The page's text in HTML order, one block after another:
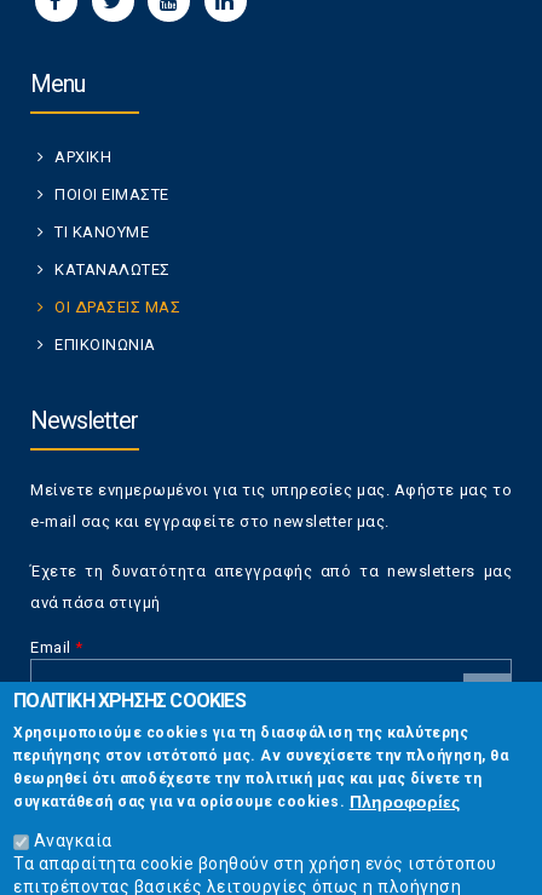
Menu
ΑΡΧΙΚΗ
ΠΟΙΟΙ ΕΙΜΑΣΤΕ
ΤΙ ΚΑΝΟΥΜΕ
ΚΑΤΑΝΑΛΩΤΕΣ
ΟΙ ΔΡΑΣΕΙΣ ΜΑΣ
ΕΠΙΚΟΙΝΩΝΙΑ
Newsletter
Μείνετε ενημερωμένοι για τις υπηρεσίες μας. Αφήστε μας το
e-mail σας και εγγραφείτε στο newsletter μας.
Έχετε τη δυνατότητα απεγγραφής από τα newsletters μας
ανά πάσα στιγμή
Email *
CAPTCHA
This
question is
for testing
whether or
not you are a
human visitor
and to
Επικοινωνία
Στουρνάρη 17, Αθήνα 10683
2103304444
ΠΟΛΙΤΙΚΗ ΧΡΗΣΗΣ COOKIES
Χρησιμοποιούμε cookies για τη διασφάλιση της καλύτερης
περιήγησης στον ιστότοπό μας. Αν συνεχίσετε την πλοήγηση, θα
θεωρηθεί ότι αποδέχεστε την πολιτική μας και μας δίνετε τη
συγκατάθεσή σας για να ορίσουμε cookies. Πληροφορίες
Αναγκαία
Τα απαραίτητα cookie βοηθούν στη χρήση ενός ιστότοπου
επιτρέποντας βασικές λειτουργίες όπως η πλοήγηση